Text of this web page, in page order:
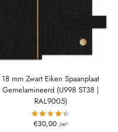
18 mm Zwart Eiken Spaanplaat
Gemelamineerd (U998 ST38 |
RAL9005)
€30,00 /m²